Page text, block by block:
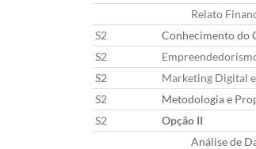
Relato
S2
Conhecimento do
S2
S2
Marketing Digital
S2
Metodologia e
S2
Opção II
Análise de